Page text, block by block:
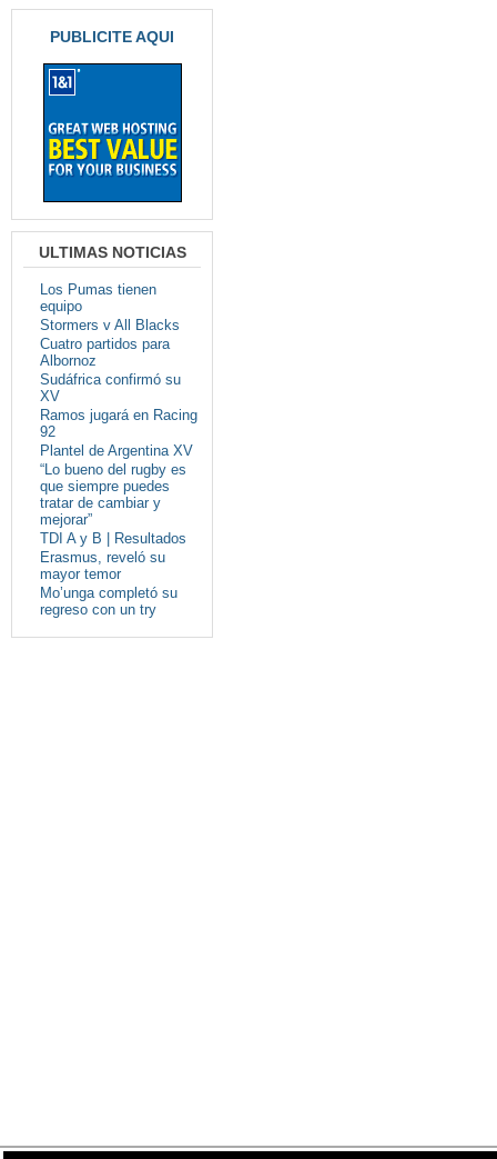
PUBLICITE AQUI
ULTIMAS NOTICIAS
Los Pumas tienen
equipo
Stormers v All Blacks
Cuatro partidos para
Albornoz
Sudáfrica confirmó su
XV
Ramos jugará en Racing
92
Plantel de Argentina XV
“Lo bueno del rugby es
que siempre puedes
tratar de cambiar y
mejorar”
TDI A y B | Resultados
Erasmus, reveló su
mayor temor
Mo’unga completó su
regreso con un try